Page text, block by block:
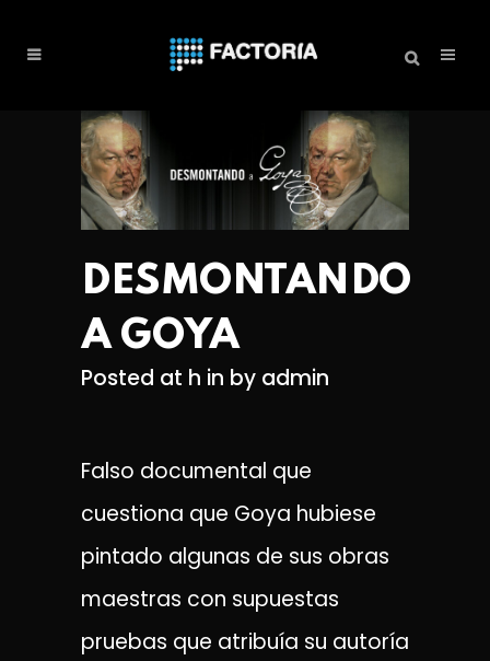
DESMONTANDO
A GOYA
Posted at h in by admin
Falso documental que
cuestiona que Goya hubiese
pintado algunas de sus obras
maestras con supuestas
pruebas que atribuía su autoría